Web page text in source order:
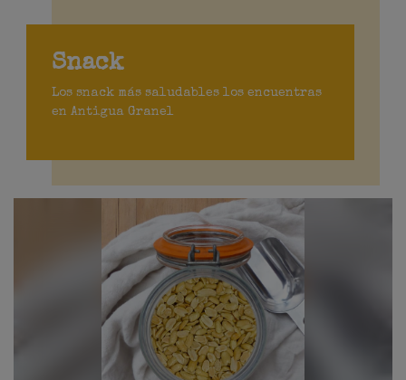
Snack
Los snack más saludables los encuentras
en Antigua Granel